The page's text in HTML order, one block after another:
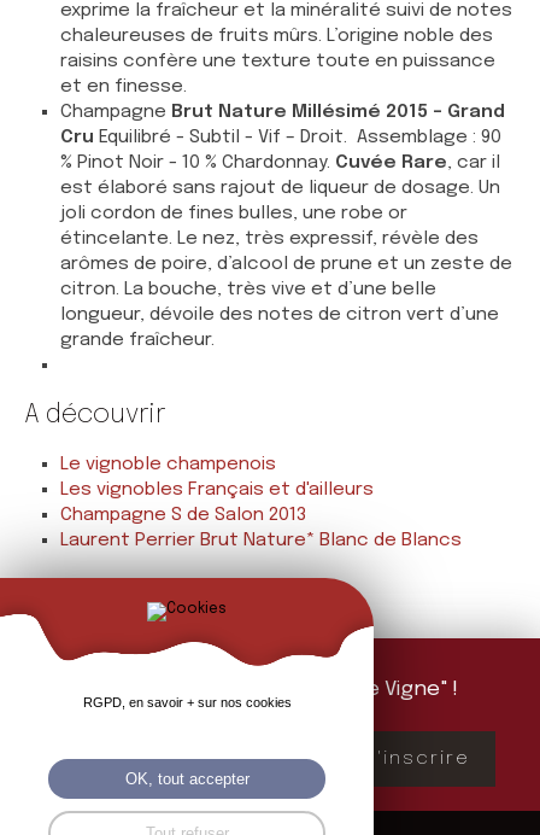
exprime la fraîcheur et la minéralité suivi de notes
chaleureuses de fruits mûrs. L’origine noble des
raisins confère une texture toute en puissance
et en finesse.
Champagne Brut Nature Millésimé 2015 - Grand
Cru Equilibré - Subtil - Vif – Droit. Assemblage : 90
% Pinot Noir - 10 % Chardonnay. Cuvée Rare, car il
est élaboré sans rajout de liqueur de dosage. Un
joli cordon de fines bulles, une robe or
étincelante. Le nez, très expressif, révèle des
arômes de poire, d’alcool de prune et un zeste de
citron. La bouche, très vive et d’une belle
longueur, dévoile des notes de citron vert d’une
grande fraîcheur.
A découvrir
Le vignoble champenois
Les vignobles Français et d'ailleurs
Champagne S de Salon 2013
Laurent Perrier Brut Nature* Blanc de Blancs
Abonnez-vous à "La Feuille de Vigne" !
Mailing d'information 1 fois par mois
S'inscrire
RGPD, en savoir + sur nos cookies
OK, tout accepter